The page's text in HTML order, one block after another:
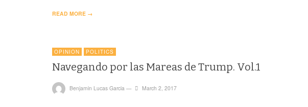
READ MORE →
OPINION POLITICS
Navegando por las Mareas de Trump. Vol.1
Benjamin Lucas Garcia — March 2, 2017